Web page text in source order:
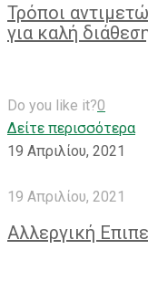
Τρόποι
για καλή
Do you like it?0
Δείτε περισσότερα
19 Απριλίου, 2021
19 Απριλίου, 2021
Αλλεργική